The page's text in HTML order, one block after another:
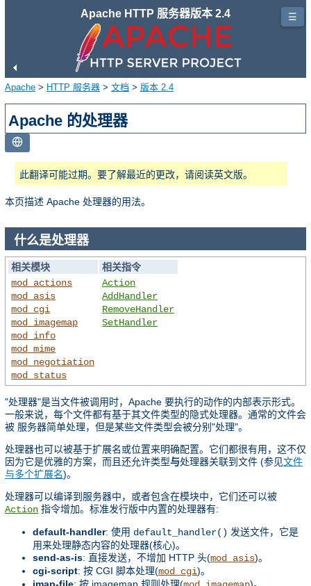
Apache HTTP 服务器版本 2.4
Apache > HTTP 服务器 > 文档 > 版本 2.4
Apache 的处理器
此翻译可能过期。要了解最近的更改，请阅读英文版。
本页描述 Apache 处理器的用法。
什么是处理器
相关模块
相关指令
mod_actions
mod_asis
mod_cgi
mod_imagemap
mod_info
mod_mime
mod_negotiation
mod_status
Action
AddHandler
RemoveHandler
SetHandler
"处理器"是当文件被调用时，Apache 要执行的动作的内部表示形式。
一般来说，每个文件都有基于其文件类型的隐式处理器。通常的文件会
被 服务器简单处理，但是某些文件类型会被分别"处理"。
处理器也可以被基于扩展名或位置来明确配置。它们都很有用，这不仅
因为它是优雅的方案，而且还允许类型与处理器关联到文件 (参见文件
与多个扩展名)。
处理器可以编译到服务器中，或者包含在模块中，它们还可以被
Action 指令增加。标准发行版中内置的处理器有:
default-handler: 使用 default_handler() 发送文件，它是
用来处理静态内容的处理器(核心)。
send-as-is: 直接发送，不增加 HTTP 头(mod_asis)。
cgi-script: 按 CGI 脚本处理(mod_cgi)。
☰